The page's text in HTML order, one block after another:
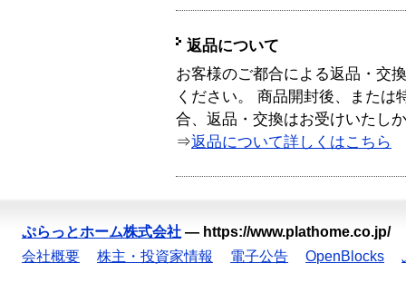
返品について
お客様のご都合による返品・交
ください。 商品開封後、または
合、返品・交換はお受けいたし
⇒返品について詳しくはこちら
ぷらっとホーム株式会社 — https://www.plathome.co.jp/
会社概要
株主・投資家情報 電子公告 OpenBlocks